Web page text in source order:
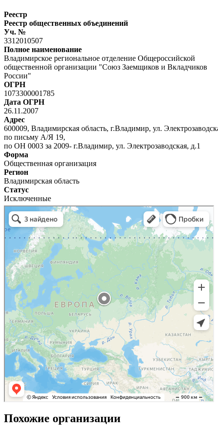
Реестр
Реестр общественных объединений
Уч. №
3312010507
Полное наименование
Владимирское региональное отделение Общероссийской
общественной организации "Союз Заемщиков и Вкладчиков
России"
ОГРН
1073300001785
Дата ОГРН
26.11.2007
Адрес
600009, Владимирская область, г.Владимир, ул.
по письму А/Я 19,
по ОН 0003 за 2009- г.Владимир, ул. Электрозаводская, д.1
Форма
Общественная организация
Регион
Владимирская область
Статус
Исключенные
Похожие организации